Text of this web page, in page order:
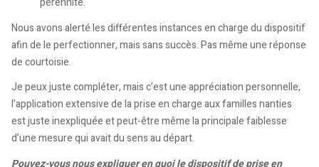
Nous avons alerté les différentes instances en charge du dispositif
afin de le perfectionner, mais sans succès. Pas même une réponse
de courtoisie.
Je peux juste compléter, mais c’est une appréciation personnelle,
l’application extensive de la prise en charge aux familles nanties
est juste inexpliquée et peut-être même la principale faiblesse
d’une mesure qui avait du sens au départ.
Pouvez-vous nous expliquer en quoi le dispositif de prise en